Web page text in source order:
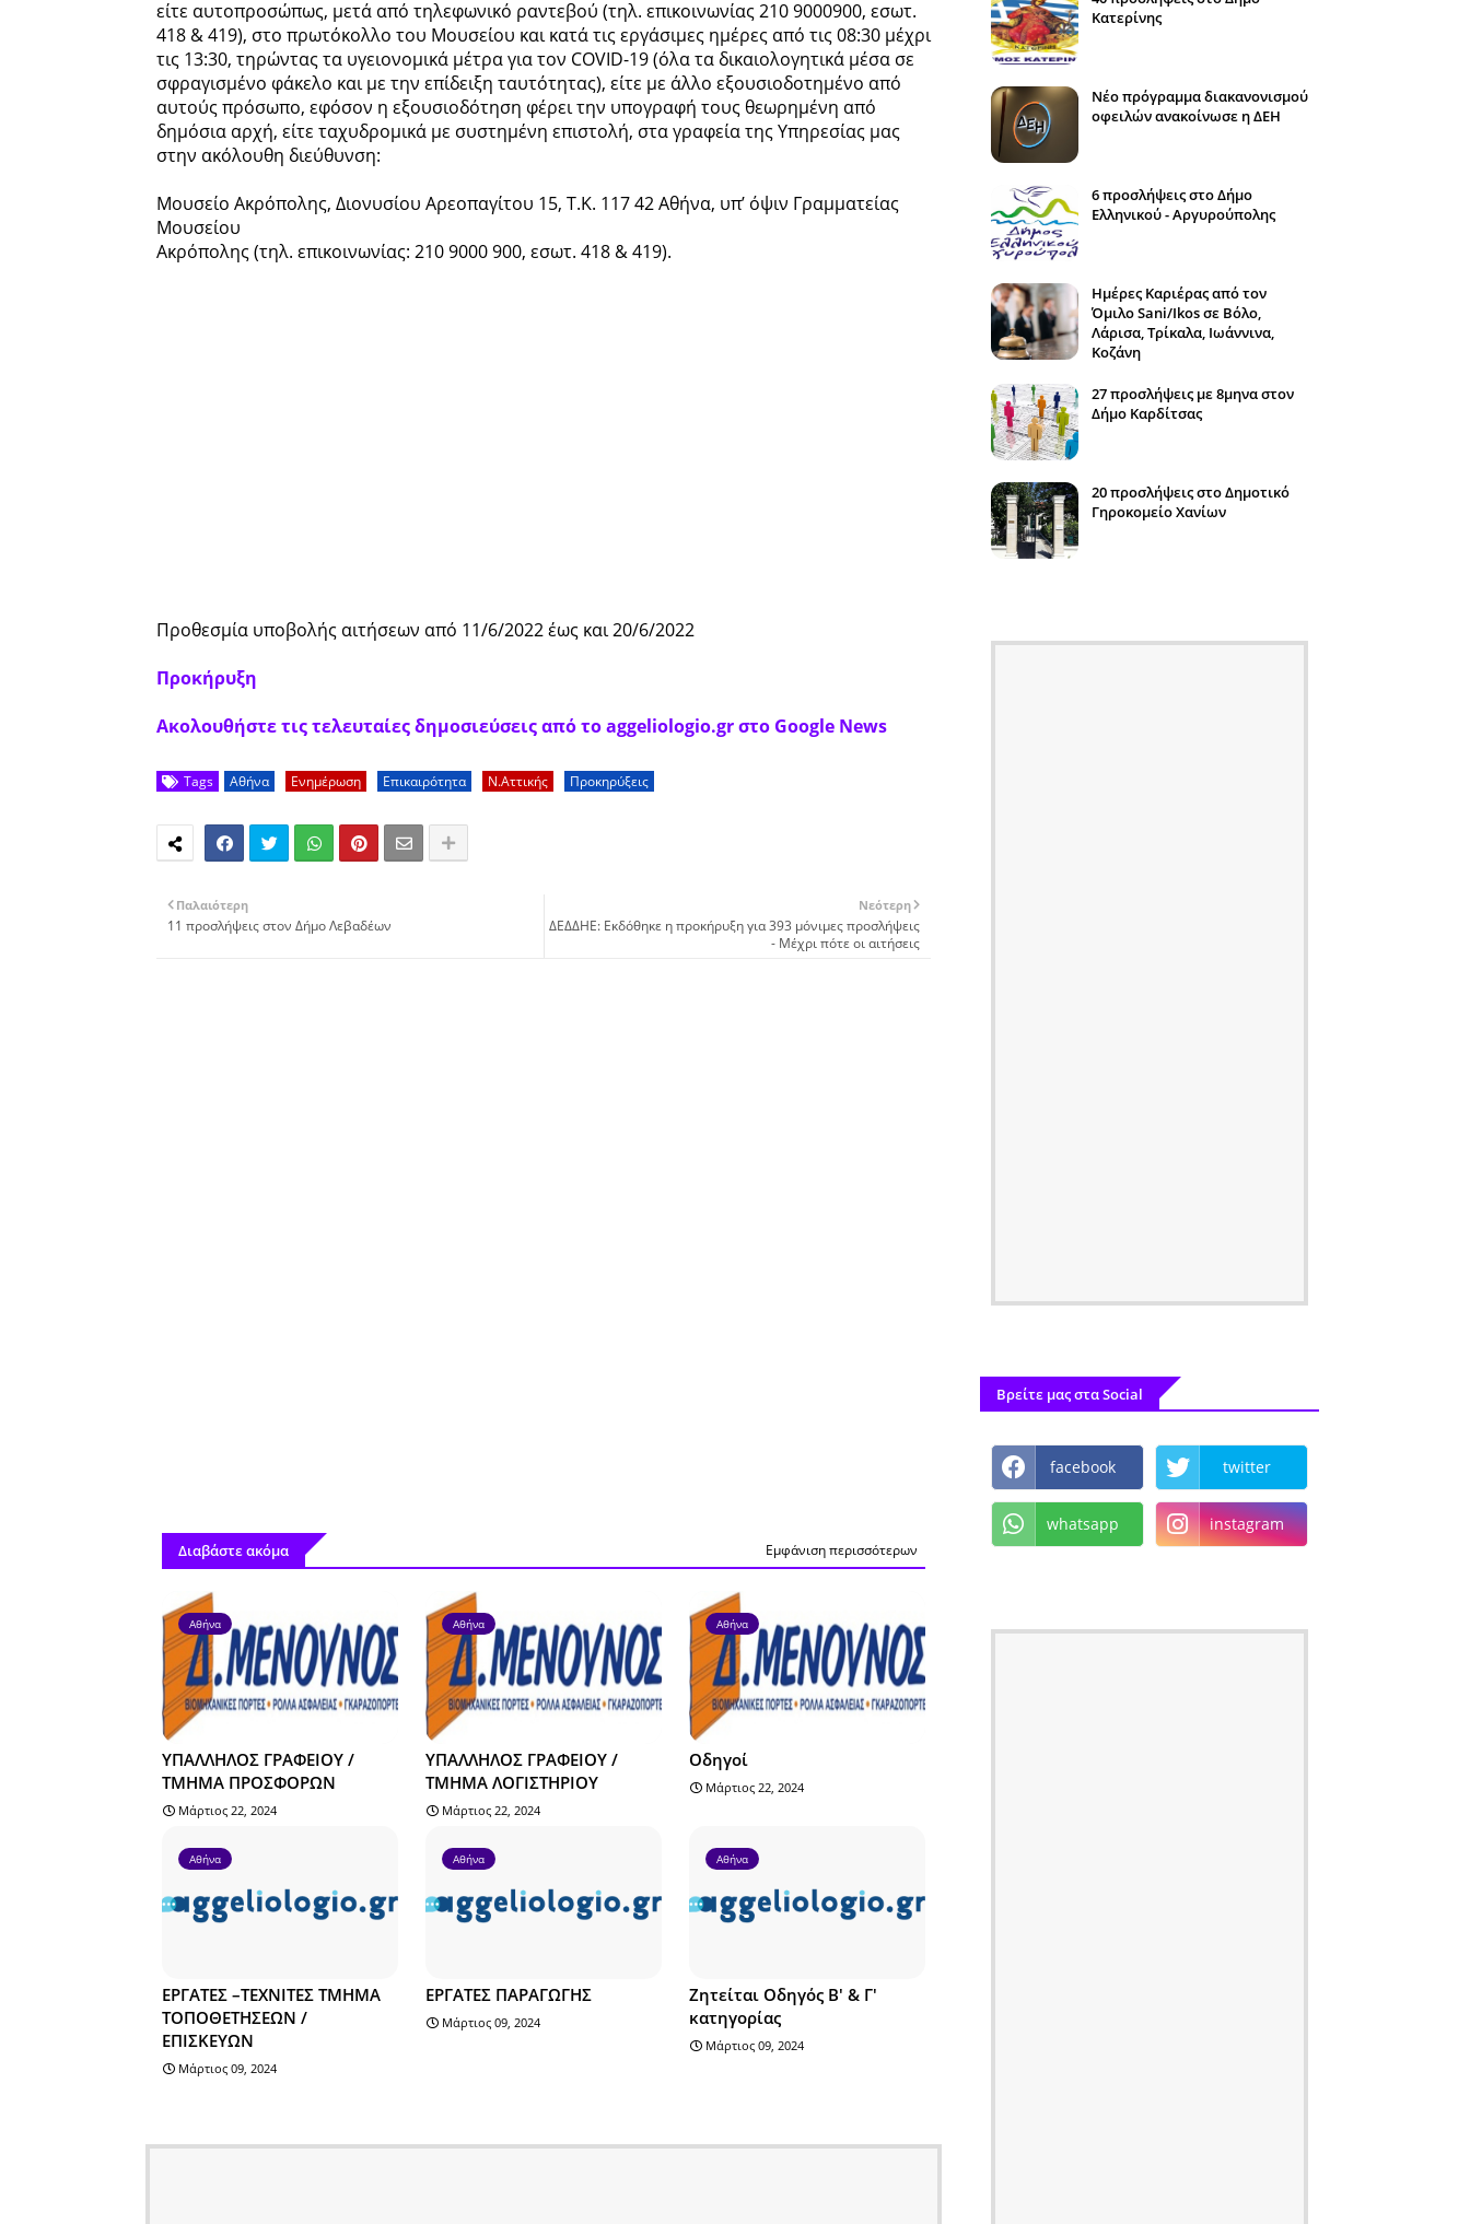
είτε αυτοπροσώπως, μετά από τηλεφωνικό ραντεβού (τηλ. επικοινωνίας 210 9000900, εσωτ.
418 & 419), στο πρωτόκολλο του Μουσείου και κατά τις εργάσιμες ημέρες από τις 08:30 μέχρι
τις 13:30, τηρώντας τα υγειονομικά μέτρα για τον COVID-19 (όλα τα δικαιολογητικά μέσα σε
σφραγισμένο φάκελο και με την επίδειξη ταυτότητας), είτε με άλλο εξουσιοδοτημένο από
αυτούς πρόσωπο, εφόσον η εξουσιοδότηση φέρει την υπογραφή τους θεωρημένη από
δημόσια αρχή, είτε ταχυδρομικά με συστημένη επιστολή, στα γραφεία της Υπηρεσίας μας
στην ακόλουθη διεύθυνση:
Μουσείο Ακρόπολης, Διονυσίου Αρεοπαγίτου 15, Τ.Κ. 117 42 Αθήνα, υπ’ όψιν Γραμματείας
Μουσείου
Ακρόπολης (τηλ. επικοινωνίας: 210 9000 900, εσωτ. 418 & 419).
Προθεσμία υποβολής αιτήσεων από 11/6/2022 έως και 20/6/2022
Προκήρυξη
Ακολουθήστε τις τελευταίες δημοσιεύσεις από το aggeliologio.gr στο Google News
Tags Αθήνα Ενημέρωση Επικαιρότητα Ν.Αττικής Προκηρύξεις
Νεότερη
ΔΕΔΔΗΕ: Εκδόθηκε η προκήρυξη για 393 μόνιμες προσλήψεις
- Μέχρι πότε οι αιτήσεις
Παλαιότερη
11 προσλήψεις στον Δήμο Λεβαδέων
Διαβάστε ακόμα Εμφάνιση περισσότερων
Αθήνα
ΥΠΑΛΛΗΛΟΣ ΓΡΑΦΕΙΟΥ /
ΤΜΗΜΑ ΠΡΟΣΦΟΡΩΝ
Μάρτιος 22, 2024
Αθήνα
ΥΠΑΛΛΗΛΟΣ ΓΡΑΦΕΙΟΥ /
ΤΜΗΜΑ ΛΟΓΙΣΤΗΡΙΟΥ
Μάρτιος 22, 2024
Αθήνα
Οδηγοί
Μάρτιος 22, 2024
Αθήνα
ΕΡΓΑΤΕΣ –ΤΕΧΝΙΤΕΣ ΤΜΗΜΑ
ΤΟΠΟΘΕΤΗΣΕΩΝ /
ΕΠΙΣΚΕΥΩΝ
Μάρτιος 09, 2024
Αθήνα
ΕΡΓΑΤΕΣ ΠΑΡΑΓΩΓΗΣ
Μάρτιος 09, 2024
Αθήνα
Ζητείται Οδηγός Β' & Γ'
κατηγορίας
Μάρτιος 09, 2024
Κατερίνης
Νέο πρόγραμμα διακανονισμού
οφειλών ανακοίνωσε η ΔΕΗ
6 προσλήψεις στο Δήμο
Ελληνικού - Αργυρούπολης
Ημέρες Καριέρας από τον
Όμιλο Sani/Ikos σε Βόλο,
Λάρισα, Τρίκαλα, Ιωάννινα,
Κοζάνη
27 προσλήψεις με 8μηνα στον
Δήμο Καρδίτσας
20 προσλήψεις στο Δημοτικό
Γηροκομείο Χανίων
Βρείτε μας στα Social
facebook twitter
whatsapp instagram